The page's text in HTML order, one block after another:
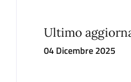
Ultimo
04 Dicembre 2025